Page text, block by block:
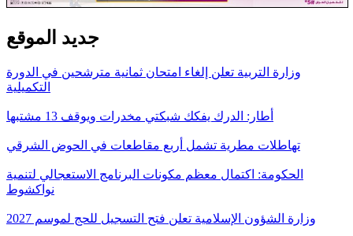
جديد الموقع
وزارة التربية تعلن إلغاء امتحان ثمانية مترشحين في الدورة
التكميلية
أطار: الدرك يفكك شبكتي مخدرات ويوقف 13 مشتبها
تهاطلات مطرية تشمل أربع مقاطعات في الحوض الشرقي
الحكومة: اكتمال معظم مكونات البرنامج الاستعجالي لتنمية
نواكشوط
وزارة الشؤون الإسلامية تعلن فتح التسجيل للحج لموسم 2027